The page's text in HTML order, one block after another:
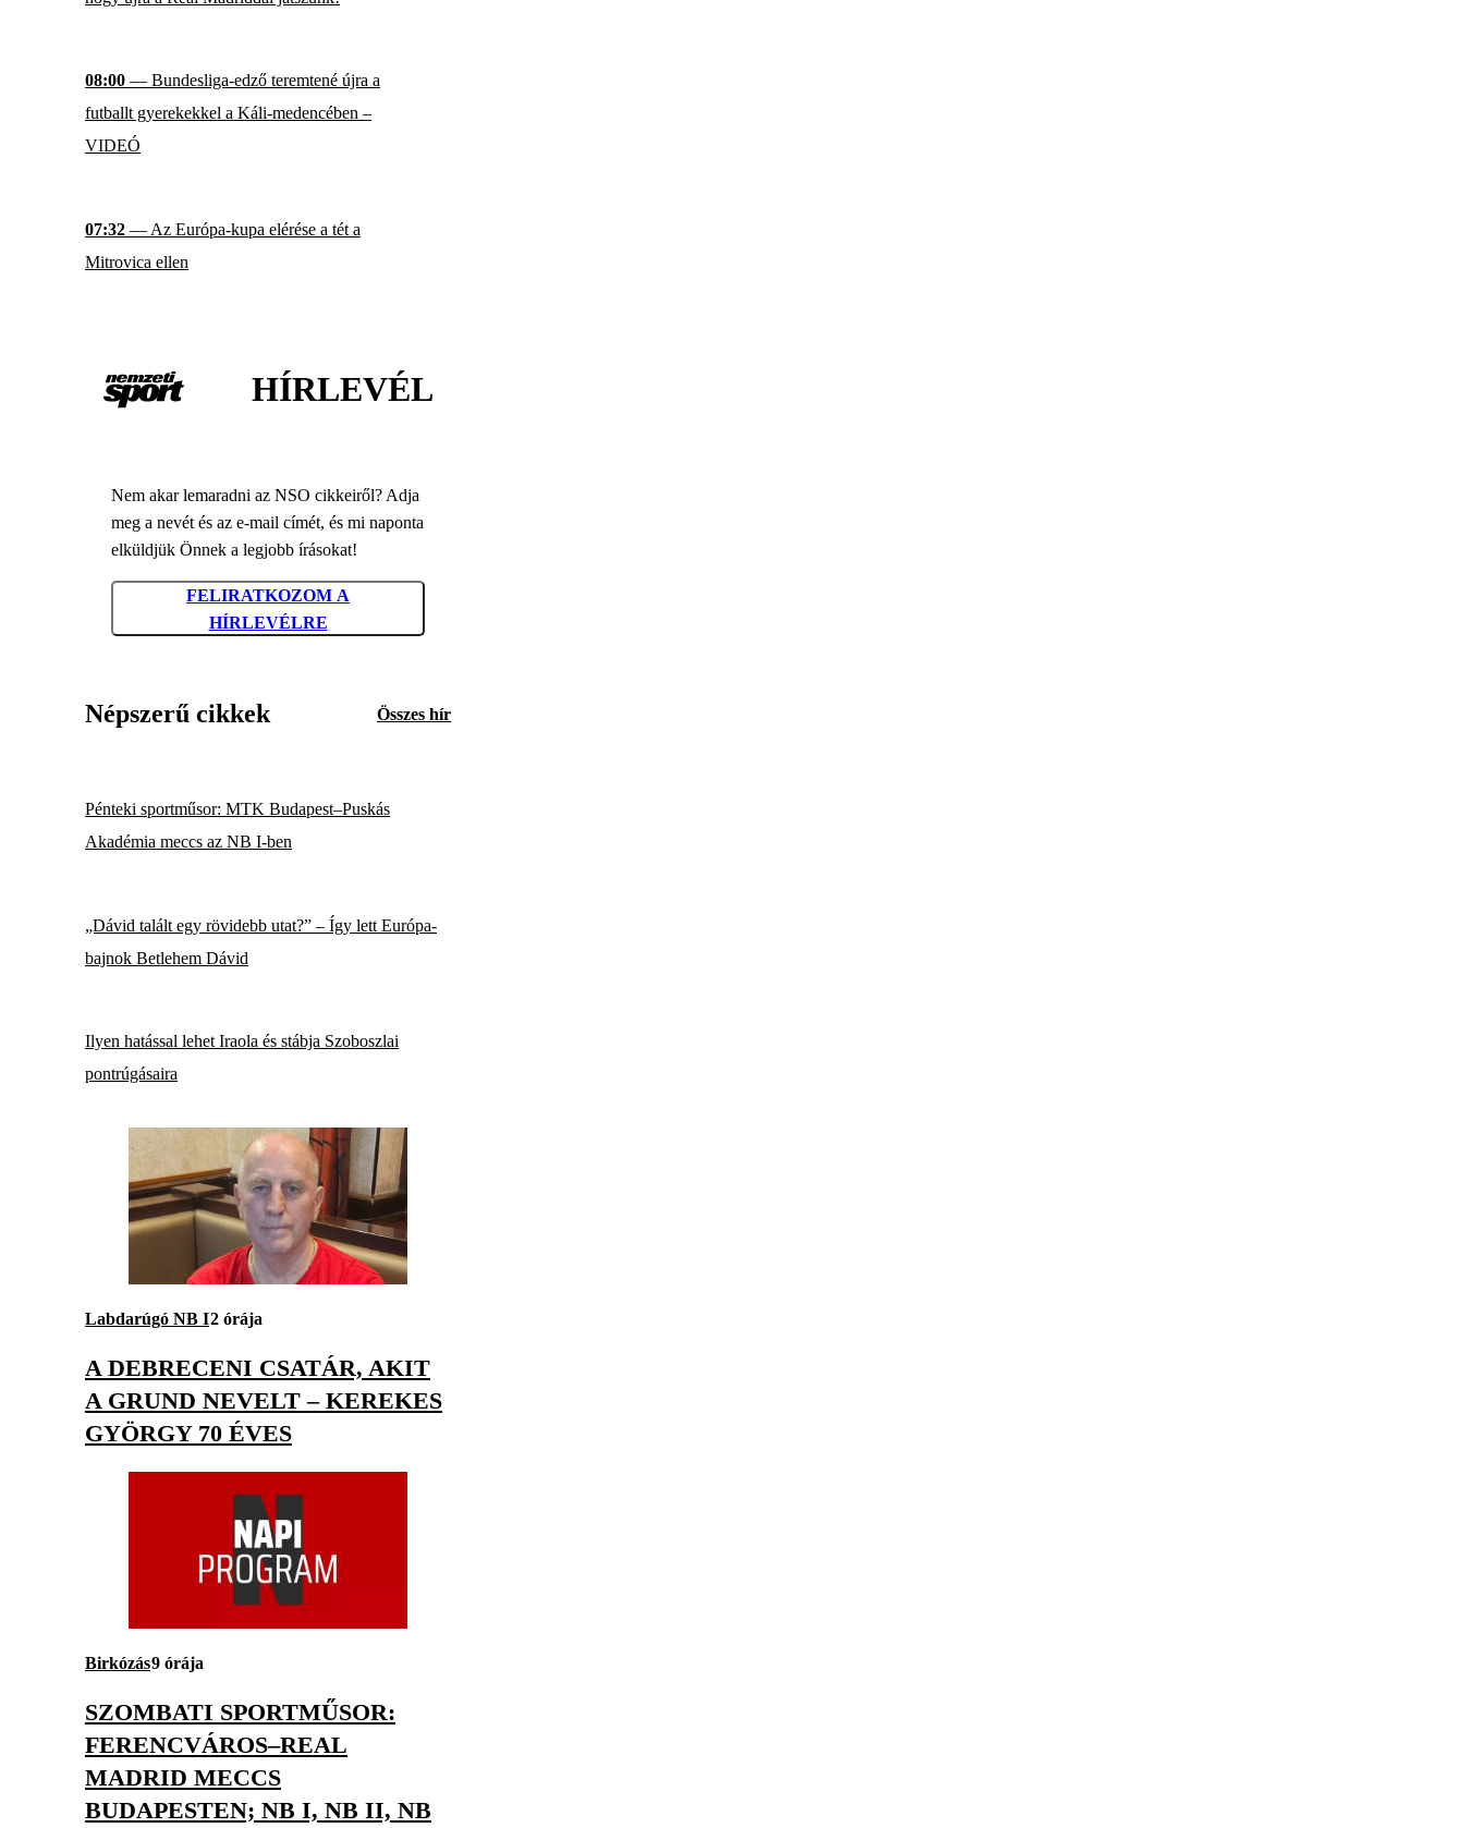
08:00 — Bundesliga-edző teremtené újra a
futballt gyerekekkel a Káli-medencében –
VIDEÓ
07:32 — Az Európa-kupa elérése a tét a
Mitrovica ellen
HÍRLEVÉL
Nem akar lemaradni az NSO cikkeiről? Adja
meg a nevét és az e-mail címét, és mi naponta
elküldjük Önnek a legjobb írásokat!
FELIRATKOZOM A
HÍRLEVÉLRE
Népszerű cikkek Összes hír
Pénteki sportműsor: MTK Budapest–Puskás
Akadémia meccs az NB I-ben
„Dávid talált egy rövidebb utat?” – Így lett Európa-
bajnok Betlehem Dávid
Ilyen hatással lehet Iraola és stábja Szoboszlai
pontrúgásaira
Labdarúgó NB I2 órája
A DEBRECENI CSATÁR, AKIT
A GRUND NEVELT – KEREKES
GYÖRGY 70 ÉVES
Birkózás9 órája
SZOMBATI SPORTMŰSOR:
FERENCVÁROS–REAL
MADRID MECCS
BUDAPESTEN; NB I, NB II, NB